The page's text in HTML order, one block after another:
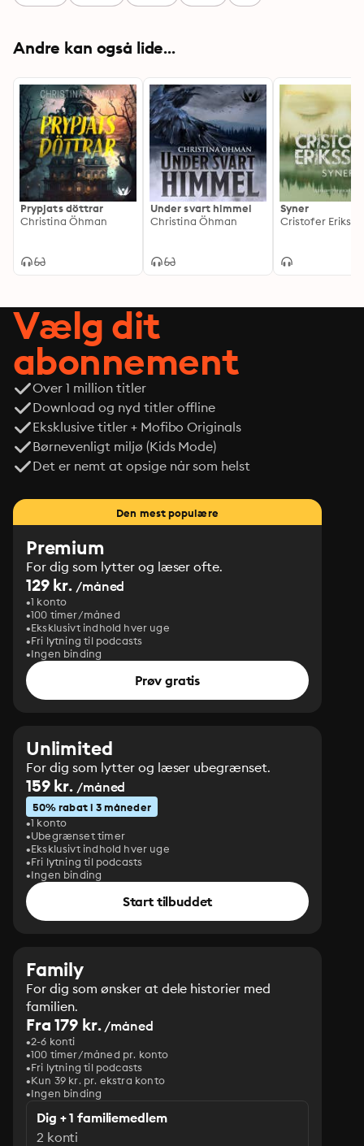
Andre kan også lide...
Prypjats döttrar
Christina Öhman
Under svart himmel
Christina Öhman
Syner
Cristofer
Vælg dit
abonnement
Over 1 million titler
Download og nyd titler offline
Eksklusive titler + Mofibo Originals
Børnevenligt miljø (Kids Mode)
Det er nemt at opsige når som helst
Den mest populære
Premium
For dig som lytter og læser ofte.
129 kr. /måned
1 konto
100 timer/måned
Eksklusivt indhold hver uge
Fri lytning til podcasts
Ingen binding
Prøv gratis
Unlimited
For dig som lytter og læser ubegrænset.
159 kr. /måned
50% rabat i 3 måneder
1 konto
Ubegrænset timer
Eksklusivt indhold hver uge
Fri lytning til podcasts
Ingen binding
Start tilbuddet
Family
For dig som ønsker at dele historier med
familien.
Fra 179 kr./måned
2-6 konti
100 timer/måned pr. konto
Fri lytning til podcasts
Kun 39 kr. pr. ekstra konto
Ingen binding
Dig + 1 familiemedlem
2 konti